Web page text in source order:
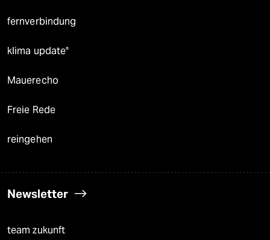
fernverbindung
klima update°
Mauerecho
Freie Rede
reingehen
Newsletter
team zukunft